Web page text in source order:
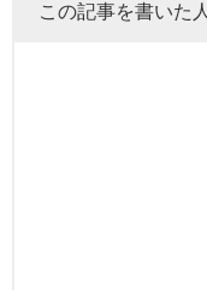
この記事を書いた人